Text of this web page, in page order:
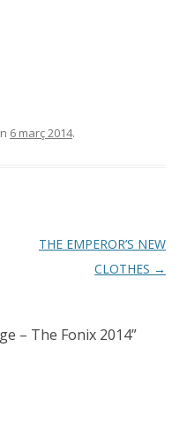
6 març 2014.
THE EMPEROR’S NEW
CLOTHES →
– The Fonix 2014”